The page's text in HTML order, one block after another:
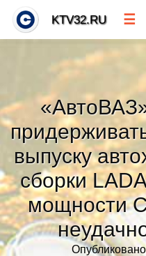
выпуску
сборки
мощности
KTV32.RU ☰
Новости
Тренды новостей»
Рубрики»
Правила »
»